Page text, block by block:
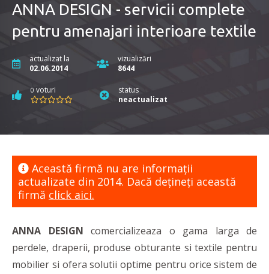
ANNA DESIGN - servicii complete
pentru amenajari interioare textile
actualizat la
02.06.2014
vizualizări
8644
0 voturi
status
neactualizat
Această firmă nu are informaţii
actualizate din 2014. Dacă dețineți această
firmă click aici.
ANNA DESIGN comercializeaza o gama larga de
perdele, draperii, produse obturante si textile pentru
mobilier si ofera solutii optime pentru orice sistem de